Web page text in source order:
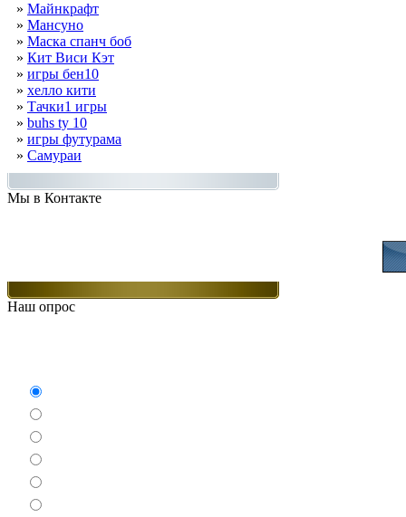
» Майнкрафт
» Мансуно
» Маска спанч боб
» Кит Виси Кэт
» игры бен10
» хелло кити
» Тачки1 игры
» buhs ty 10
» игры футурама
» Самураи
Мы в Контакте
Наш опрос